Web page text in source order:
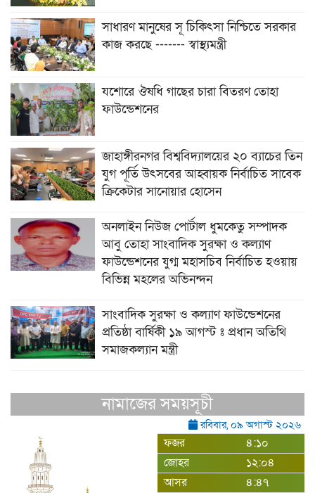
সাধারণ মানুষের সূ চিকিৎসা নিশ্চিতে সরকার
কাজ করছে ------- স্বাস্থ্যমন্ত্রী
যশোরে ঔষধি গাছের চারা বিতরণ তোহা
ফাউন্ডেশনের
জাহাঙ্গীরনগর বিশ্ববিদ্যালয়ের ২০ ব্যাচের তিন
যুগ পূর্তি উৎসবের আহ্বায়ক নির্বাচিত সাবেক
ক্রিকেটার সানোয়ার হোসেন
অনলাইন নিউজ পোর্টাল ধুমকেতু সম্পাদক
আবু তোহা সাংবাদিক সুরক্ষা ও কল্যাণ
ফাউন্ডেশনের যুগ্ম মহাসচিব নির্বাচিত হওয়ায়
বিভিন্ন মহলের অভিনন্দন
সাংবাদিক সুরক্ষা ও কল্যাণ ফাউন্ডেশনের
প্রতিষ্ঠা বার্ষিকী ১৯ আগস্ট ঃ প্রধান অতিথি
সমাজকল্যান মন্ত্রী
নামাজের সময়সূচী
রবিবার, ০৯ অগাস্ট ২০২৬
ফজর
৪:১০
জোহর
১২:০৪
আসর
৪:৪৭